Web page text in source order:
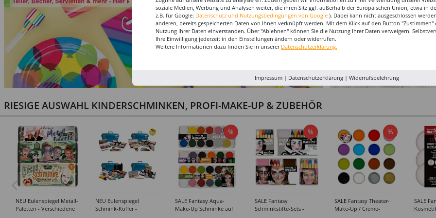
RIESIGE AUSWAHL KINDERSCHMINKEN, PROFI-MAKE-UP & ZUBEHÖR
NEU Eulenspiegel Metall-
Paletten - Verschiedene
NEU Eulenspiegel
Schmink-Koffer -
%
SALE Fantasy Aqua-
Make-Up Schminke auf
%
SALE Fantasy
Schminkstifte-Sets -
%
SALE Fantasy Theater-
Make-Up / Creme-
SALE
soziale Medien, Werbung und Analysen weiter, die ihren Sitz ggf. außerhalb der Europäischen Union, etwa in
z.B. für Google: Datenschutz und Nutzungsbedingungen von Google ). Dabei kann nicht ausgeschlossen
anderen, bereits gespeicherten Daten von Ihnen verknüpft werden. Mit dem Klick auf den Button "Zustimmen"
Nutzung Ihrer Daten einverstanden. Über "Ablehnen" können Sie die Nutzung Ihrer Daten verweigern.
Ihre Einwilligung jederzeit in den Einstellungen ändern oder widerrufen.
Weitere Informationen dazu finden Sie in unserer Datenschutzerklärung.
Impressum| Datenschutzerklärung| Widerrufsbelehrung